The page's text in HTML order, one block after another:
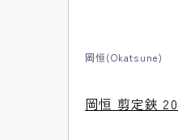
岡恒(Okatsune)
岡恒 剪定鋏